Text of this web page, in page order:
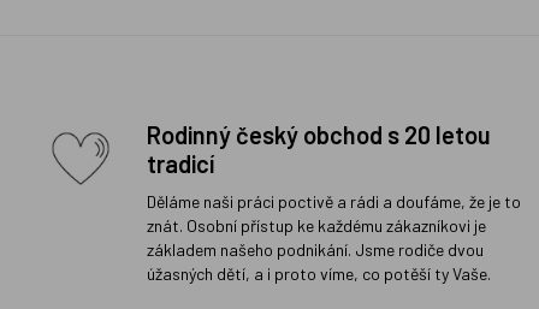
Rodinný český obchod s 20 letou
tradicí
Děláme naši práci poctivě a rádi a doufáme, že je to
znát. Osobní přístup ke každému zákazníkovi je
základem našeho podnikání. Jsme rodiče dvou
úžasných dětí, a i proto víme, co potěší ty Vaše.